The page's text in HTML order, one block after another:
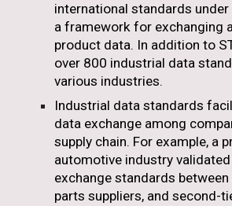
international standards under
a framework for exchanging
product data. In addition to
over 800 industrial data
various industries.
Industrial data standards
data exchange among
supply chain. For example, a
automotive industry validated
exchange standards
parts suppliers, and second-